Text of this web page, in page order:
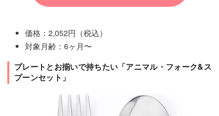
価格：2,052円（税込）
対象月齢：6ヶ月〜
プレートとお揃いで持ちたい「アニマル・フォーク&ス
プーンセット」